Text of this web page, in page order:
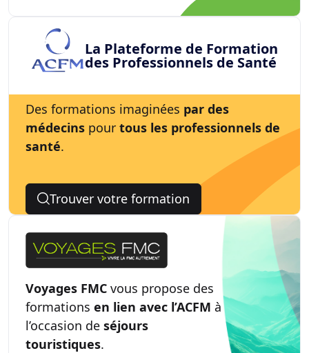
La Plateforme de Formation
des Professionnels de Santé
Des formations imaginées par des
médecins pour tous les professionnels de
santé.
Trouver votre formation
Voyages FMC vous propose des
formations en lien avec l’ACFM à
l’occasion de séjours
touristiques.